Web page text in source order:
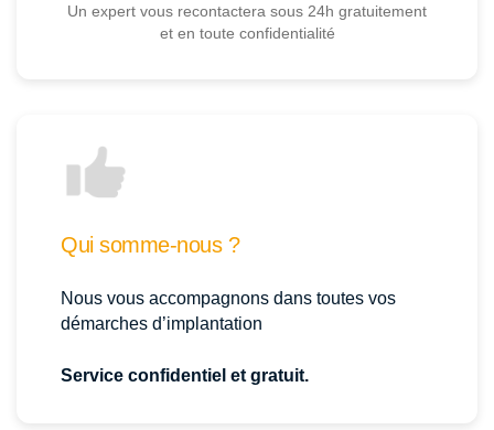
Un expert vous recontactera sous 24h gratuitement
et en toute confidentialité
Qui somme-nous ?
Nous vous accompagnons dans toutes vos
démarches d’implantation
Service confidentiel et gratuit.